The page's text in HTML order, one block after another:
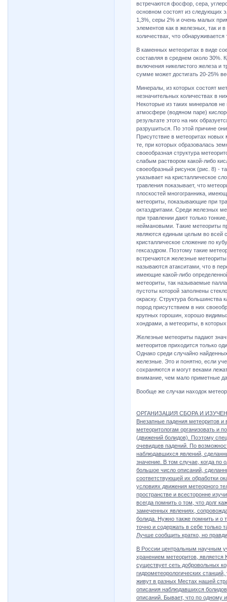
встречаются фосфор, сера,
основном состоят из следующих
1,3%, серы 2% и очень малых
элементов как в железных, так и
количествах, что
В каменных метеоритах в виде
составляя в среднем около 30%.
включения никелистого железа и
сумме может достигать 20-25%
Минералы, из которых состоят
незначительных количествах в
Некоторые из таких минералов
атмосфере (водяном паре)
результате этого на них
разрушиться. По этой причине
Присутствие в метеоритах
те, при которых образовалась
своеобразная структура
слабым раствором какой-либо
своеобразный рисунок (рис. 8) -
указывает на кристаллическое
травления показывает, что
плоскостей многогранника,
метеориты, показывающие при
октаэдритами. Среди железных
при травлении дают только
неймановыми. Такие метеориты
являются единым целым во всей
кристаллическое сложение по
гексаэдром. Поэтому такие
встречаются железные
называются атакситами, что в
имеющие какой-либо
метеориты, так называемые
пустоты которой заполнены
окраску. Структура большинства
пород присутствием в них
крупных горошин, хорошо
хондрами, а метеориты, в
Железные метеориты падают
метеоритов приходится только
Однако среди случайно
железные. Это и понятно, если
сохраняются и могут веками
внимание, чем мало приметные
Вообще же случаи находок
ОРГАНИЗАЦИЯ СБОРА И
Внезапные падения метеоритов
метеоритологам организовать и
(движений болидов). Поэтому
очевидцев падений. По
наблюдавшихся явлений,
значение. В том случае, когда по
большое число описаний,
соответствующей их обработки
условиях движения метеорного
пространстве и всесторонне
всегда помнить о том, что долг
замеченных явлениях,
болида. Нужно также помнить и о
точно и содержать в себе только
Лучше сообщить кратко, но
В России центральным научным
хранением метеоритов,
существует сеть добровольных
гидрометеорологических
живут в разных Местах нашей
описания наблюдавшихся
описаний. Бывает, что по одному